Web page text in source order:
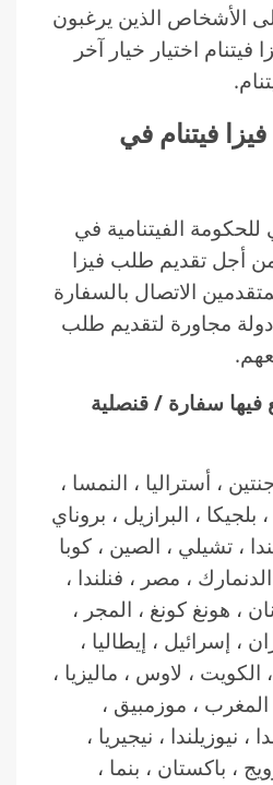
الأشخاص الذين يرغبون
اختيار خيار آخر
فيتنام في
الفيتنامية في
من أجل تقديم طلب فيزا
الاتصال بالسفارة
مجاورة لتقديم طلب
فيها سفارة / قنصلية
، أستراليا ، النمسا ،
بلجيكا ، البرازيل ، بروناي
، تشيلي ، الصين ، كوبا
، مصر ، فنلندا ،
، هونغ كونغ ، المجر ،
، إسرائيل ، إيطاليا ،
الكويت ، لاوس ، ماليزيا ،
المغرب ، موزمبيق ،
، نيوزيلندا ، نيجيريا ،
، باكستان ، بنما ،